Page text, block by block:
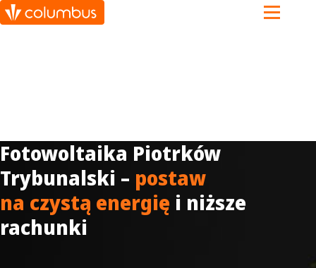
Fotowoltaika Piotrków
Trybunalski – postaw
na czystą energię i niższe
rachunki